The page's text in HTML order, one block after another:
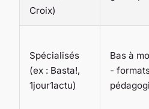
Croix)
Spécialisés
(ex : Basta!,
1jour1actu)
Bas à
-